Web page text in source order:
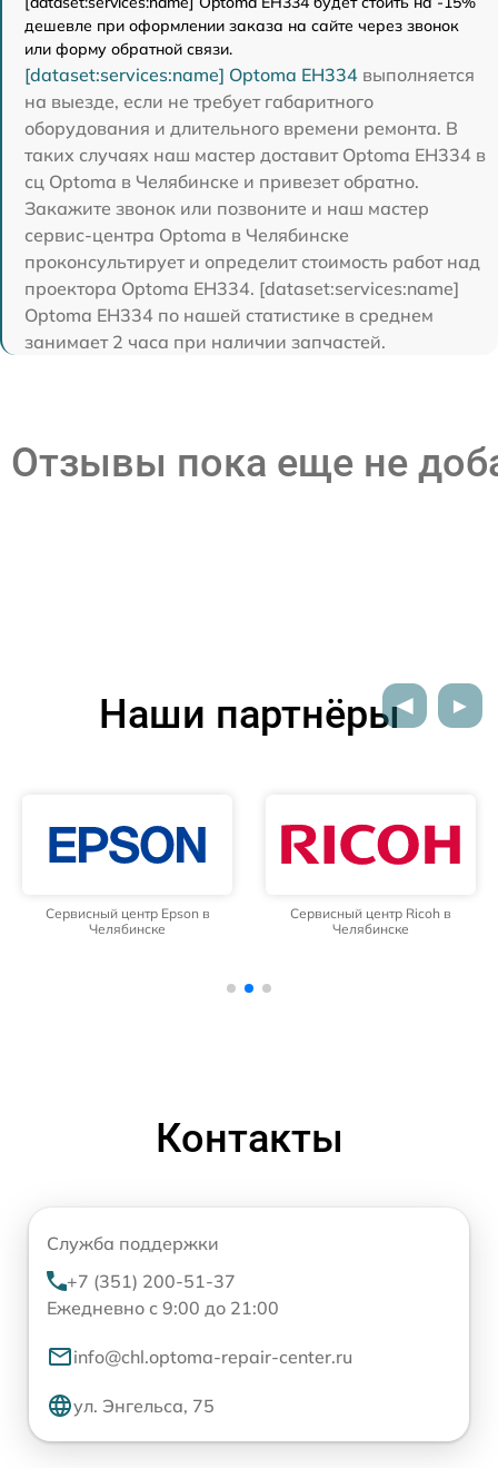
дешевле при оформлении заказа на сайте через звонок
или форму обратной связи.
[dataset:services:name] Optoma EH334 выполняется
на выезде, если не требует габаритного
оборудования и длительного времени ремонта. В
таких случаях наш мастер доставит Optoma EH334 в
сц Optoma в Челябинске и привезет обратно.
Закажите звонок или позвоните и наш мастер
сервис-центра Optoma в Челябинске
проконсультирует и определит стоимость работ над
проектора Optoma EH334. [dataset:services:name]
Optoma EH334 по нашей статистике в среднем
занимает 2 часа при наличии запчастей.
Отзывы пока еще не
Наши партнёры
Сервисный центр Epson в
Челябинске
Сервисный центр Ricoh в
Челябинске
Контакты
Служба поддержки
+7 (351) 200-51-37
Ежедневно с 9:00 до 21:00
info@chl.optoma-repair-center.ru
ул. Энгельса, 75